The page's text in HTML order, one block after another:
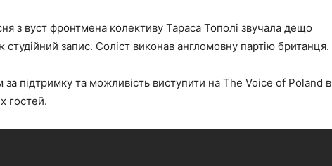
з вуст фронтмена колективу Тараса Тополі звучала дещо
студійний запис. Соліст виконав англомовну партію британця.
за підтримку та можливість виступити на The Voice of Poland в
гостей.